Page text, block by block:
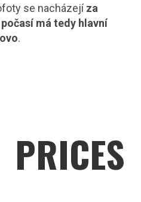
se nacházejíza
má tedy hlavní
.
PRICES